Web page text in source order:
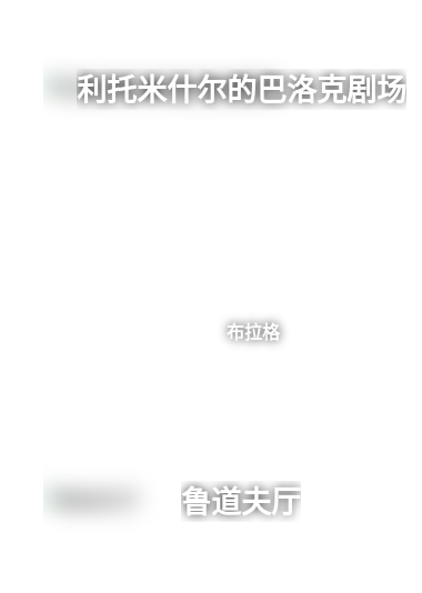
利托米什尔的巴洛克剧场
布拉格
鲁道夫厅